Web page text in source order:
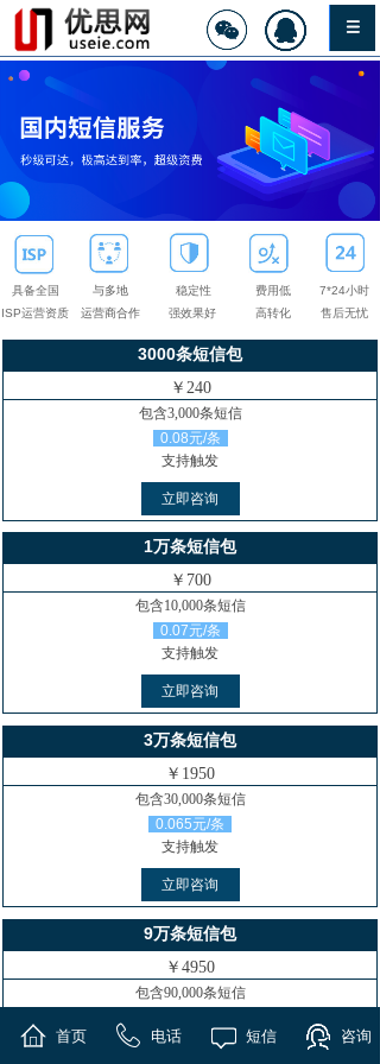
7*24小时
售后无忧
费用低
高转化
具备全国
ISP运营资质
稳定性
强效果好
与多地
运营商合作
3000条短信包
￥240
包含3,000条短信
0.08元/条
支持触发
立即咨询
1万条短信包
￥700
包含10,000条短信
0.07元/条
支持触发
立即咨询
3万条短信包
￥1950
包含30,000条短信
0.065元/条
支持触发
立即咨询
9万条短信包
￥4950
包含90,000条短信
支持触发
首页 电话 短信 咨询